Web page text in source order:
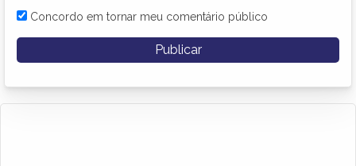
Concordo em tornar meu comentário público